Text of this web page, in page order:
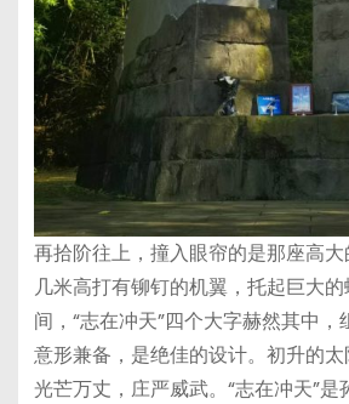
再拾阶往上，撞入眼帘的是那座高
几米高打有铆钉的机翼，托起巨大
间，“志在冲天”四个大字赫然其中，
意形兼备，是绝佳的设计。初升的太
光芒万丈，庄严威武。“志在冲天”是